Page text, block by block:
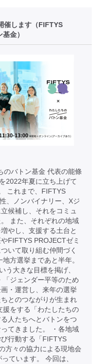
催します（FIFTYS
金）
のバトン基金 代表の能條
2022年夏に立ち上げて
これまで、FIFTYS
、ノンバイナリー、Xジ
候補し、それをコミュ
また、それぞれの地域
やし、支援する土台と
FIFTYS PROJECTゼミ
いて取り組む仲間づく
方選挙まであと半年。
う大きな目標を掲げ、
「ジェンダー平等のため
・運営し、来年の選挙
とのつながりが生まれ
援をする「わたしたちの
人たちへとバトンをつ
てきました。 ・各地域
行動する「FIFTYS
方々の協力による現地会
ています。 今回は、